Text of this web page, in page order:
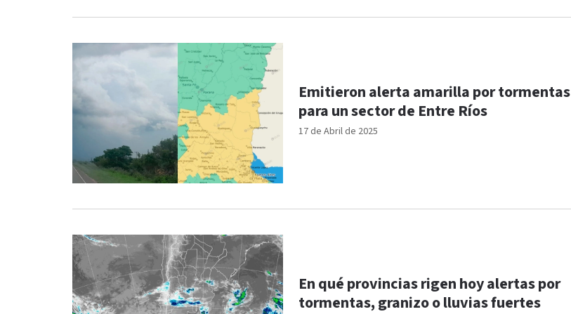
17 de Abril de 2025
Emitieron alerta amarilla por tormentas
para un sector de Entre Ríos
En qué provincias rigen hoy alertas por
tormentas, granizo o lluvias fuertes